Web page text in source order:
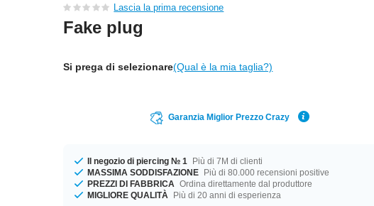
Lascia la prima recensione
Fake plug
Si prega di selezionare(Qual è la mia taglia?)
Garanzia Miglior Prezzo Crazy
Il negozio di piercing № 1
Più di 7M di clienti
MASSIMA SODDISFAZIONE Più di 80.000 recensioni positive
PREZZI DI FABBRICA Ordina direttamente dal produttore
MIGLIORE QUALITÀ
Più di 20 anni di esperienza